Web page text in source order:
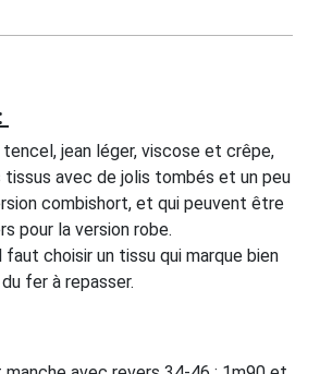
jean léger, viscose et crêpe,
avec de jolis tombés et un peu
combishort, et qui peuvent être
pour la version robe.
choisir un tissu qui marque bien
fer à repasser.